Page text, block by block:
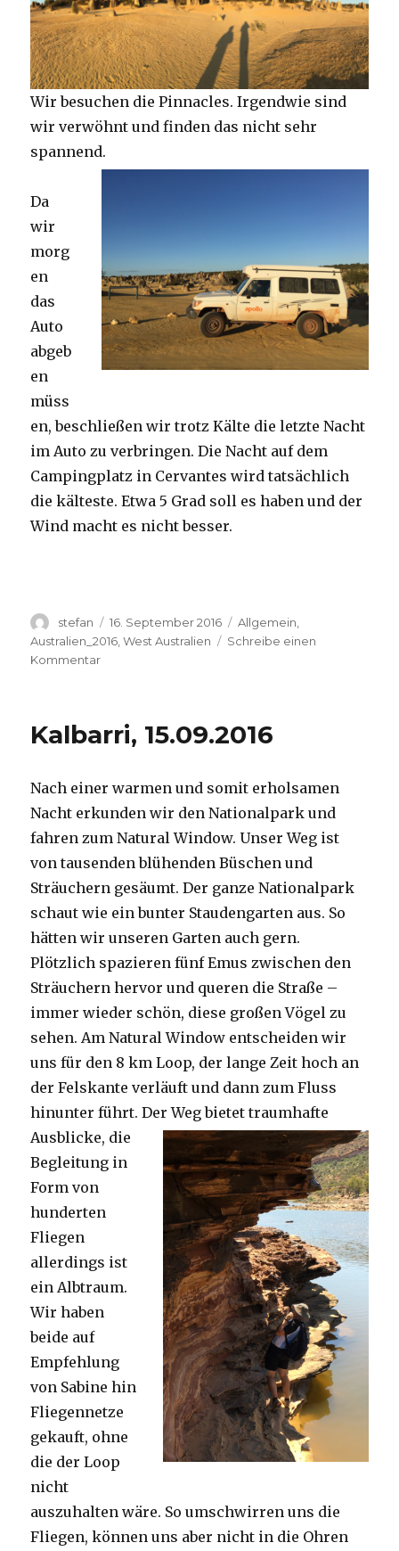
Wir besuchen die Pinnacles. Irgendwie sind
wir verwöhnt und finden das nicht sehr
spannend.
Da
wir
morg
en
das
Auto
abgeb
en
müss
en, beschließen wir trotz Kälte die letzte Nacht
im Auto zu verbringen. Die Nacht auf dem
Campingplatz in Cervantes wird tatsächlich
die kälteste. Etwa 5 Grad soll es haben und der
Wind macht es nicht besser.
Autor
stefan
Veröffentlicht
am
16. September 2016 Kategorien
Allgemein
Australien_2016 ,West Australien
Schreibe einen
Kommentarzu
Kalbarri, 15.09.2016
Nach einer warmen und somit erholsamen
Nacht erkunden wir den Nationalpark und
fahren zum Natural Window. Unser Weg ist
von tausenden blühenden Büschen und
Sträuchern gesäumt. Der ganze Nationalpark
schaut wie ein bunter Staudengarten aus. So
hätten wir unseren Garten auch gern.
Plötzlich spazieren fünf Emus zwischen den
Sträuchern hervor und queren die Straße –
immer wieder schön, diese großen Vögel zu
sehen. Am Natural Window entscheiden wir
uns für den 8 km Loop, der lange Zeit hoch an
der Felskante verläuft und dann zum Fluss
hinunter führt. Der Weg bietet traumhafte
Ausblicke, die
Begleitung in
Form von
hunderten
Fliegen
allerdings ist
ein Albtraum.
Wir haben
beide auf
Empfehlung
von Sabine hin
Fliegennetze
gekauft, ohne
die der Loop
nicht
auszuhalten wäre. So umschwirren uns die
Fliegen, können uns aber nicht in die Ohren